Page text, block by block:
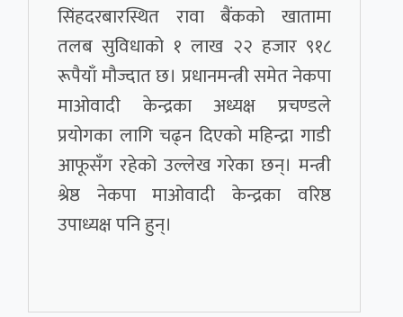
सिंहदरबारस्थित रावा बैंकको खातामा
तलब सुविधाको १ लाख २२ हजार ९१८
रूपैयाँ मौज्दात छ। प्रधानमन्त्री समेत नेकपा
माओवादी केन्द्रका अध्यक्ष प्रचण्डले
प्रयोगका लागि चढ्न दिएको महिन्द्रा गाडी
आफूसँग रहेको उल्लेख गरेका छन्। मन्त्री
श्रेष्ठ नेकपा माओवादी केन्द्रका वरिष्ठ
उपाध्यक्ष पनि हुन्।